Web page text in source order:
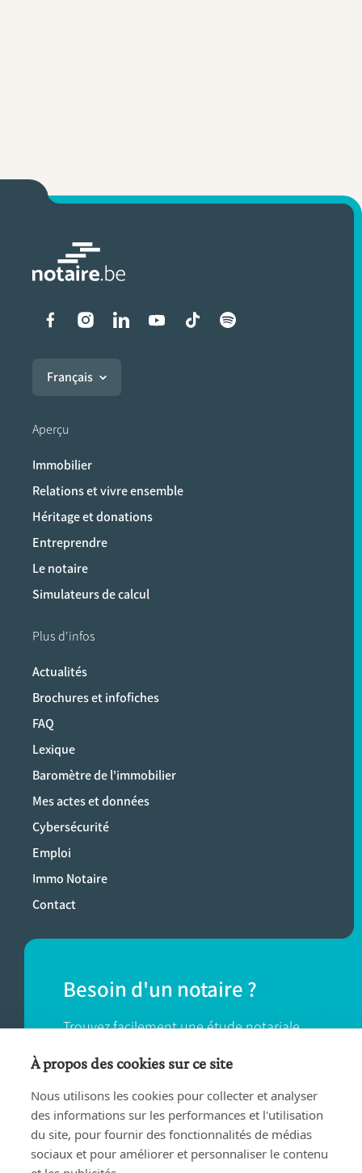
Liens vers les réseaux
Français
Aperçu
Immobilier
Relations et vivre ensemble
Héritage et donations
Entreprendre
Le notaire
Simulateurs de calcul
Plus d'infos
Actualités
Brochures et infofiches
FAQ
Lexique
Baromètre de l'immobilier
Mes actes et données
Cybersécurité
Emploi
Immo Notaire
Contact
Besoin d'un notaire ?
Trouvez facilement une étude notariale
près de chez vous.
TROUVER UN NOTAIRE
À propos des cookies sur ce site
Nous utilisons les cookies pour collecter et analyser
des informations sur les performances et l'utilisation
du site, pour fournir des fonctionnalités de médias
sociaux et pour améliorer et personnaliser le contenu